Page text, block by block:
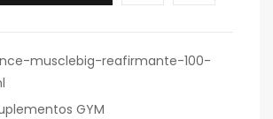
musclebig-reafirmante-100-
GYM